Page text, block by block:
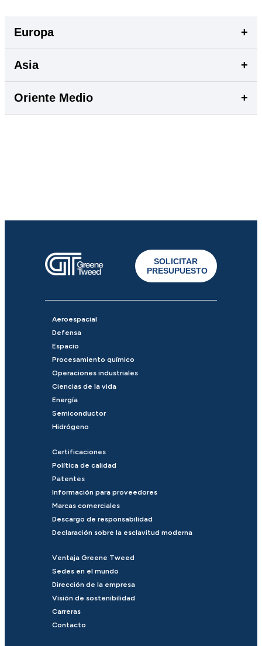
Europa +
Asia +
Oriente Medio +
SOLICITAR
PRESUPUESTO
Aeroespacial
Defensa
Espacio
Procesamiento químico
Operaciones industriales
Ciencias de la vida
Energía
Semiconductor
Hidrógeno
Certificaciones
Política de calidad
Patentes
Información para proveedores
Marcas comerciales
Descargo de responsabilidad
Declaración sobre la esclavitud moderna
Ventaja Greene Tweed
Sedes en el mundo
Dirección de la empresa
Visión de sostenibilidad
Carreras
Contacto